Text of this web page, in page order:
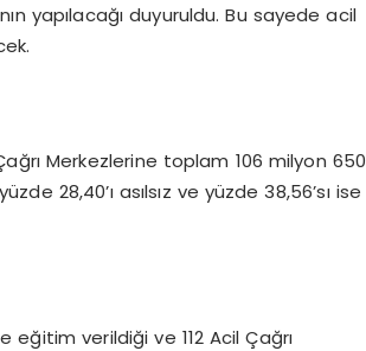
yapılacağı duyuruldu. Bu sayede acil
Merkezlerine toplam 106 milyon 650
28,40’ı asılsız ve yüzde 38,56’sı ise
eğitim verildiği ve 112 Acil Çağrı